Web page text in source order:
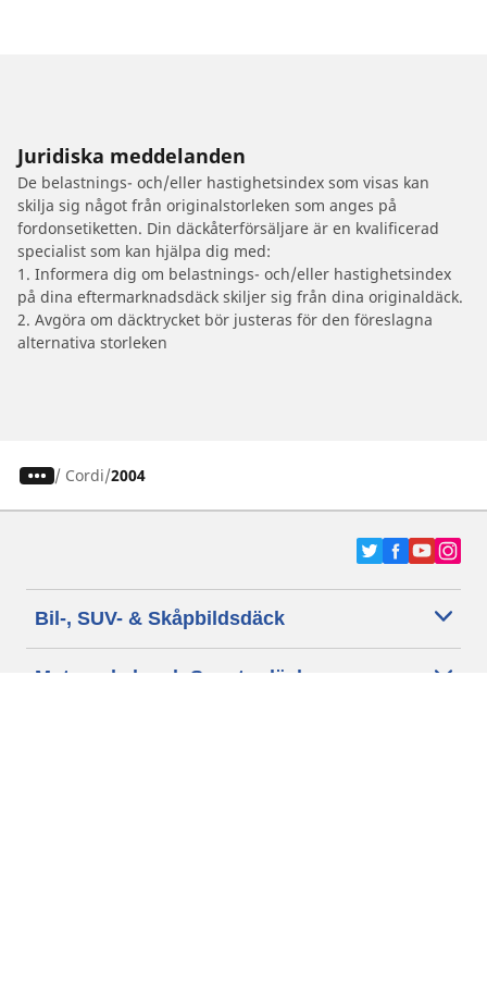
Juridiska meddelanden
De belastnings- och/eller hastighetsindex som visas kan
skilja sig något från originalstorleken som anges på
fordonsetiketten. Din däckåterförsäljare är en kvalificerad
specialist som kan hjälpa dig med:
1. Informera dig om belastnings- och/eller hastighetsindex
på dina eftermarknadsdäck skiljer sig från dina originaldäck.
2. Avgöra om däcktrycket bör justeras för den föreslagna
alternativa storleken
/ Cordi 2004
Bil-, SUV- & Skåpbildsdäck
Motorcykel- och Scooterdäck